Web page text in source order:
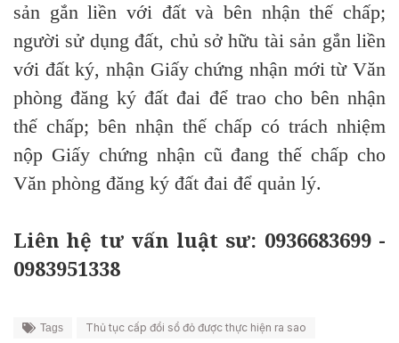
sản gắn liền với đất và bên nhận thế chấp;
người sử dụng đất, chủ sở hữu tài sản gắn liền
với đất ký, nhận Giấy chứng nhận mới từ Văn
phòng đăng ký đất đai đểtrao cho bên nhận
thế chấp; bên nhận thế chấp có trách nhiệm
nộp Giấy chứng nhận cũ đang thế chấp cho
Văn phòng đăng ký đất đai để quản lý.
Liên hệ tư vấn luật sư: 0936683699 -
0983951338
Tags
Thủ tục cấp đổi sổ đỏ được thực hiện ra sao